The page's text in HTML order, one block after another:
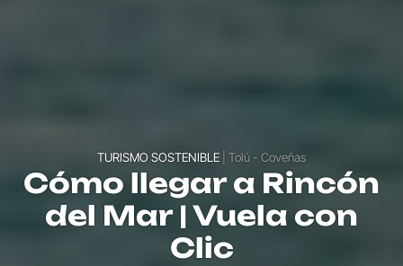
TURISMO SOSTENIBLE | Tolú - Coveñas
Cómo llegar a Rincón
del Mar | Vuela con
Clic